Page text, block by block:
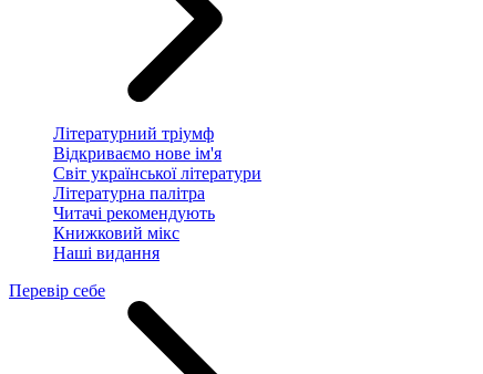
Літературний тріумф
Відкриваємо нове ім'я
Світ української літератури
Літературна палітра
Читачі рекомендують
Книжковий мікс
Наші видання
Перевір себе